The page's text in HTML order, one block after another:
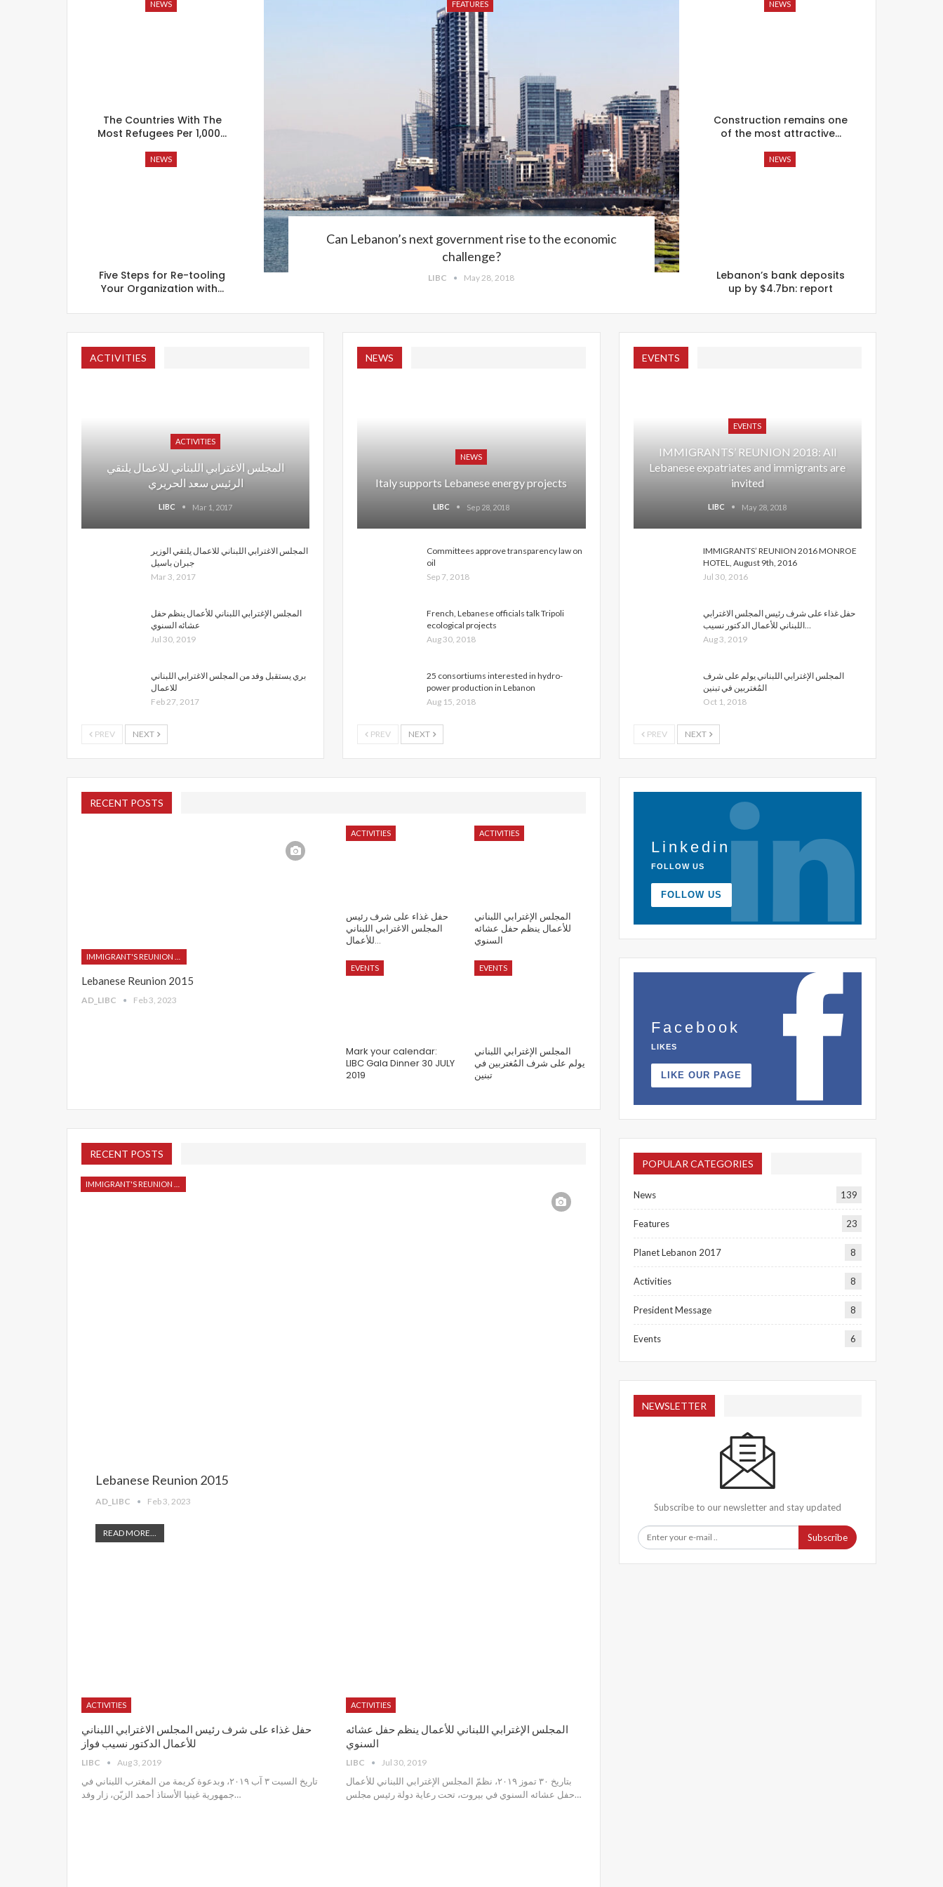
FEATURES
Can Lebanon’s next government rise to the economic
challenge?
LIBC May 28, 2018
NEWS
The Countries With The
Most Refugees Per 1,000…
NEWS
Five Steps for Re-tooling
Your Organization with…
NEWS
Construction remains one
of the most attractive…
NEWS
Lebanon’s bank deposits
up by $4.7bn: report
ACTIVITIES
ACTIVITIES
المجلس الاغترابي اللبناني للاعمال يلتقي
الرئيس سعد الحريري
LIBC Mar 1, 2017
المجلس الاغترابي اللبناني للاعمال يلتقي الوزير
جبران باسيل
Mar 3, 2017
المجلس الإغترابي اللبناني للأعمال ينظم حفل
عشائه السنوي
Jul 30, 2019
بري يستقبل وفد من المجلس الاغترابي اللبناني
للاعمال
Feb 27, 2017
PREV NEXT
NEWS
NEWS
Italy supports Lebanese energy projects
LIBC Sep 28, 2018
Committees approve transparency law on
oil
Sep 7, 2018
French, Lebanese officials talk Tripoli
ecological projects
Aug 30, 2018
25 consortiums interested in hydro-
power production in Lebanon
Aug 15, 2018
PREV NEXT
EVENTS
EVENTS
IMMIGRANTS’ REUNION 2018: All
Lebanese expatriates and immigrants are
invited
LIBC May 28, 2018
IMMIGRANTS’ REUNION 2016 MONROE
HOTEL, August 9th, 2016
Jul 30, 2016
حفل غذاء على شرف رئيس المجلس الاغترابي
اللبناني للأعمال الدكتور نسيب…
Aug 3, 2019
المجلس الإغترابي اللبناني يولم على شرف
المُغتربين في تبنين
Oct 1, 2018
PREV NEXT
RECENT POSTS
Lebanese Reunion 2015
AD_LIBC Feb 3, 2023
ACTIVITIES
حفل غذاء على شرف رئيس
المجلس الاغترابي اللبناني
للأعمال…
ACTIVITIES
المجلس الإغترابي اللبناني
للأعمال ينظم حفل عشائه
السنوي
EVENTS
Mark your calendar:
LIBC Gala Dinner 30 JULY
2019
EVENTS
المجلس الإغترابي اللبناني
يولم على شرف المُغتربين في
تبنين
RECENT POSTS
Lebanese Reunion 2015
AD_LIBC Feb 3, 2023
READ MORE...
ACTIVITIES
حفل غذاء على شرف رئيس المجلس الاغترابي اللبناني
للأعمال الدكتور نسيب فواز
LIBC Aug 3, 2019
تاريخ السبت ٣ آب ٢٠١٩، وبدعوة كريمة من المغترب اللبناني في
جمهورية غينيا الأستاذ أحمد الزيّن، زار وفد…
ACTIVITIES
المجلس الإغترابي اللبناني للأعمال ينظم حفل عشائه
السنوي
LIBC Jul 30, 2019
بتاريخ ٣٠ تموز ٢٠١٩، نظمّ المجلس الإغترابي اللبناني للأعمال
حفل عشائه السنوي في بيروت، تحت رعاية دولة رئيس مجلس…
Linkedin
FOLLOW US
FOLLOW US
Facebook
LIKES
LIKE OUR PAGE
POPULAR CATEGORIES
News 139
Features 23
Planet Lebanon 2017 8
Activities 8
President Message 8
Events 6
NEWSLETTER
Subscribe to our newsletter and stay updated
Subscribe